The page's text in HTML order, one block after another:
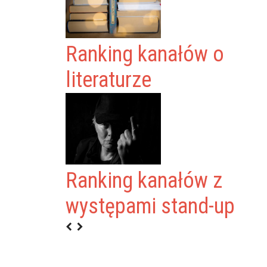
Ranking kanałów o
literaturze
Ranking kanałów z
występami stand-up